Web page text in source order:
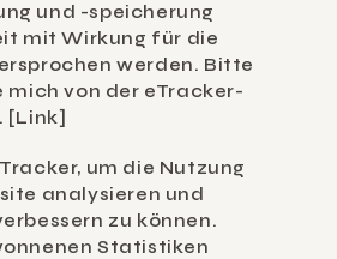
und -speicherung
mit Wirkung für die
werden. Bitte
mich von der eTracker-
[Link]
um die Nutzung
analysieren und
zu können.
Statistiken